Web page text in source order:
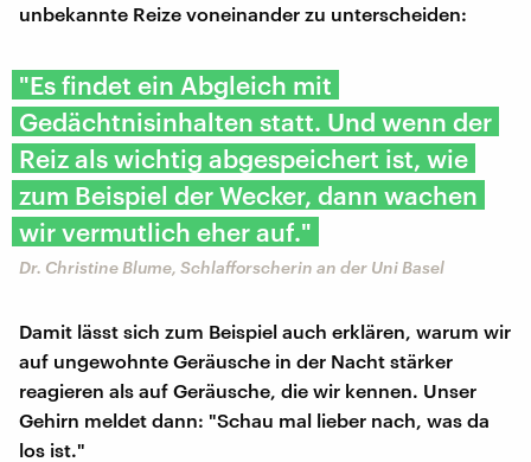
unbekannte Reize voneinander zu unterscheiden:
"Es findet ein Abgleich mit
Gedächtnisinhalten statt. Und wenn der
Reiz als wichtig abgespeichert ist, wie
zum Beispiel der Wecker, dann wachen
wir vermutlich eher auf."
Dr. Christine Blume, Schlafforscherin an der Uni Basel
Damit lässt sich zum Beispiel auch erklären, warum wir
auf ungewohnte Geräusche in der Nacht stärker
reagieren als auf Geräusche, die wir kennen. Unser
Gehirn meldet dann: "Schau mal lieber nach, was da
los ist."